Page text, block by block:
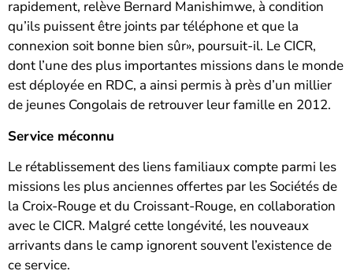
rapidement, relève Bernard Manishimwe, à condition
qu’ils puissent être joints par téléphone et que la
connexion soit bonne bien sûr», poursuit-il. Le CICR,
dont l’une des plus importantes missions dans le monde
est déployée en RDC, a ainsi permis à près d’un millier
de jeunes Congolais de retrouver leur famille en 2012.
Service méconnu
Le rétablissement des liens familiaux compte parmi les
missions les plus anciennes offertes par les Sociétés de
la Croix-Rouge et du Croissant-Rouge, en collaboration
avec le CICR. Malgré cette longévité, les nouveaux
arrivants dans le camp ignorent souvent l’existence de
ce service.